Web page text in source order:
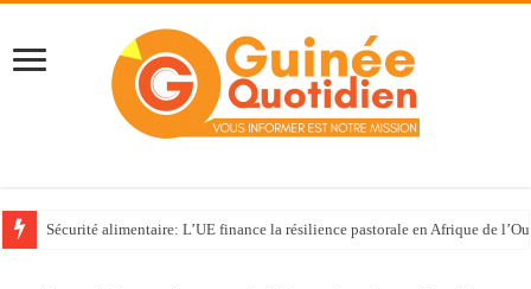
Sécurité alimentaire: L’UE finance la résilience pastorale en Afrique de